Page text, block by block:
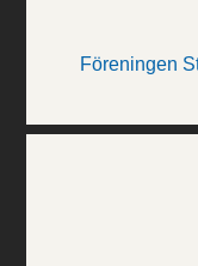
Föreningen